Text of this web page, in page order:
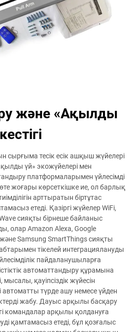
және «Ақылды
сырғыма тесік есік ашқыш жүйелері
үй» экожүйелері мен
платформаларымен үйлесімді
өте жоғары көрсеткішке ие, ол барлық
арттыратын біртұтас
етеді. Қазіргі жүйелер WiFi,
сияқты бірнеше байланыс
олар Amazon Alexa, Google
Samsung SmartThings сияқты
тікелей интеграциялануды
пайдаланушыларға
автоматтандыру құрамына
мысалы, қауіпсіздік жүйесін
автоматты түрде ашу немесе үйден
жабу. Дауыс арқылы басқару
командалар арқылы қолдануға
қамтамасыз етеді, бұл қозғалыс